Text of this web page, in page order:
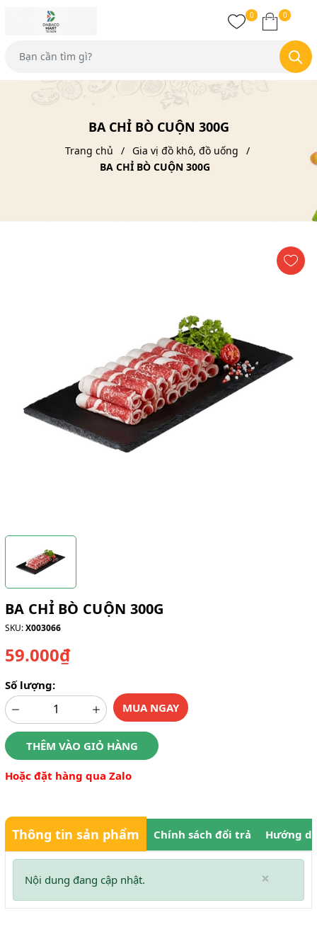
0 0
BA CHỈ BÒ CUỘN 300G
Trang chủ
Gia vị đồ khô, đồ uống
BA CHỈ BÒ CUỘN 300G
BA CHỈ BÒ CUỘN 300G
SKU:X003066
59.000₫
Số lượng:
MUA NGAY
THÊM VÀO GIỎ HÀNG
Hoặc đặt hàng qua Zalo
Thông tin sản phẩm Chính sách đổi trả Hướng
×
Nội dung đang cập nhật.